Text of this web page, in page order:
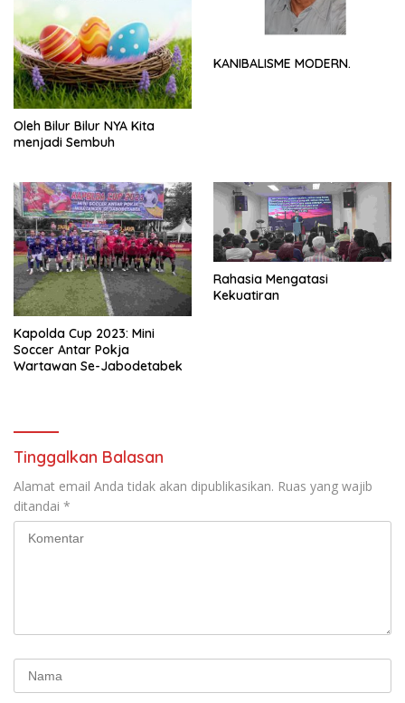
Oleh Bilur Bilur NYA Kita
menjadi Sembuh
KANIBALISME MODERN.
Kapolda Cup 2023: Mini
Soccer Antar Pokja
Wartawan Se-Jabodetabek
Rahasia Mengatasi
Kekuatiran
Tinggalkan Balasan
Alamat email Anda tidak akan dipublikasikan. Ruas yang wajib
ditandai *